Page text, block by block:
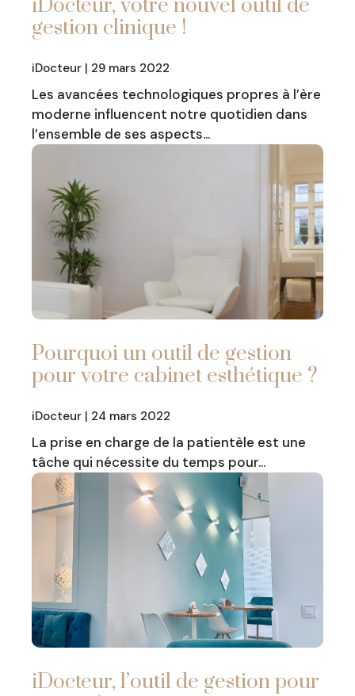
iDocteur, votre nouvel outil de
gestion clinique !
iDocteur | 29 mars 2022
Les avancées technologiques propres à l’ère
moderne influencent notre quotidien dans
l’ensemble de ses aspects…
Pourquoi un outil de gestion
pour votre cabinet esthétique ?
iDocteur | 24 mars 2022
La prise en charge de la patientèle est une
tâche qui nécessite du temps pour…
iDocteur, l’outil de gestion pour